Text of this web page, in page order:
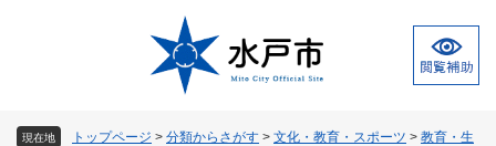
現在地 トップページ > 分類からさがす > 文化・教育・スポーツ > 教育・生